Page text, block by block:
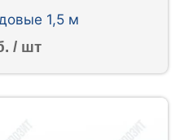
1,5 м
/ шт